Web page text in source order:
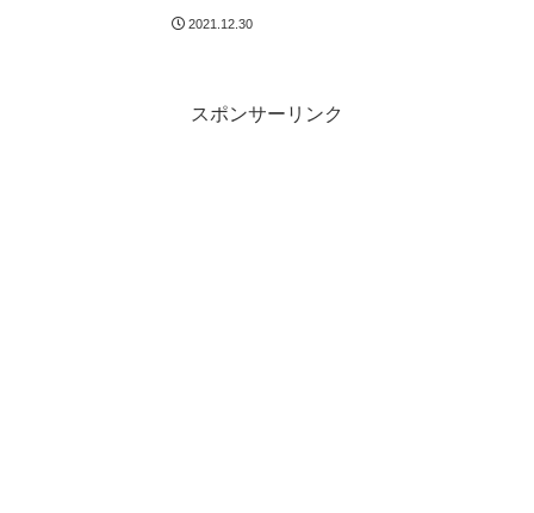
ン。青い空と雪山はそれ
だけで絵になるねえ。
2021.12.30
スポンサーリンク